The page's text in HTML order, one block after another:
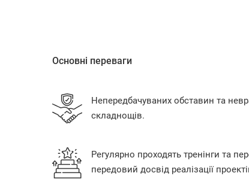
Основні переваги
Непередбачуваних обставин та
складнощів.
Регулярно проходять тренінги та
передовий досвід реалізації